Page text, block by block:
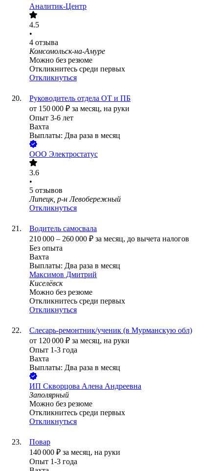
Аналитик-Центр
4.5
•
4 отзыва
Комсомольск-на-Амуре
Можно без резюме
Откликнитесь среди первых
Откликнуться
Руководитель отдела ОТ и ПБ
от 150 000 ₽ за месяц, на руки
Опыт 3-6 лет
Вахта
Выплаты: Два раза в месяц
ООО Электростатус
3.6
•
5 отзывов
Липецк, р-н Левобережный
Откликнуться
Водитель самосвала
210 000 – 260 000 ₽ за месяц, до вычета налогов
Без опыта
Вахта
Выплаты: Два раза в месяц
Максимов Дмитрий
Киселёвск
Можно без резюме
Откликнитесь среди первых
Откликнуться
Слесарь-ремонтник/ученик (в Мурманскую обл)
от 120 000 ₽ за месяц, на руки
Опыт 1-3 года
Вахта
Выплаты: Два раза в месяц
ИП Скворцова Алена Андреевна
Заполярный
Можно без резюме
Откликнитесь среди первых
Откликнуться
Повар
140 000 ₽ за месяц, на руки
Опыт 1-3 года